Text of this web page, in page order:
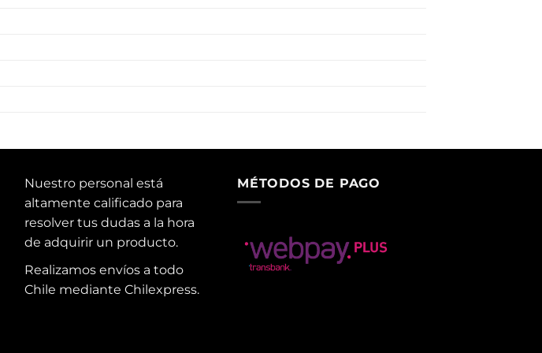
Nuestro personal está
altamente calificado para
resolver tus dudas a la hora
de adquirir un producto.
Realizamos envíos a todo
Chile mediante Chilexpress.
MÉTODOS DE PAGO